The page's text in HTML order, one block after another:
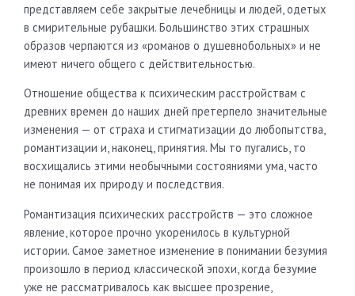
представляем себе закрытые лечебницы и людей, одетых
в смирительные рубашки. Большинство этих страшных
образов черпаются из «романов о душевнобольных» и не
имеют ничего общего с действительностью.
Отношение общества к психическим расстройствам с
древних времен до наших дней претерпело значительные
изменения — от страха и стигматизации до любопытства,
романтизации и, наконец, принятия. Мы то пугались, то
восхищались этими необычными состояниями ума, часто
не понимая их природу и последствия.
Романтизация психических расстройств — это сложное
явление, которое прочно укоренилось в культурной
истории. Самое заметное изменение в понимании безумия
произошло в период классической эпохи, когда безумие
уже не рассматривалось как высшее прозрение,